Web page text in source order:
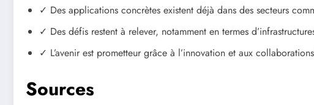
✓ Des applications concrètes existent déjà dans des secteurs
✓ Des défis restent à relever, notamment en termes
✓ L’avenir est prometteur grâce à l’innovation et aux
Sources